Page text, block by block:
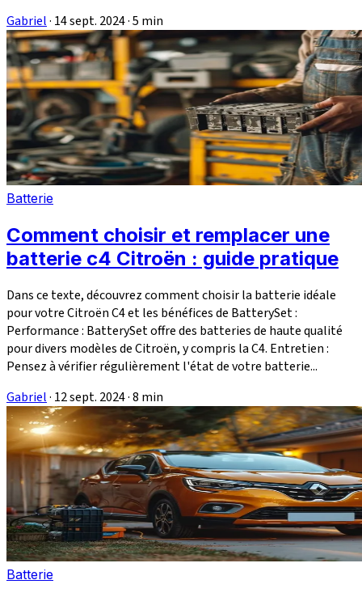
Gabriel· 14 sept. 2024·5 min
Batterie
Comment choisir et remplacer une
batterie c4 Citroën : guide pratique
Dans ce texte, découvrez comment choisir la batterie idéale
pour votre Citroën C4 et les bénéfices de BatterySet :
Performance : BatterySet offre des batteries de haute qualité
pour divers modèles de Citroën, y compris la C4. Entretien :
Pensez à vérifier régulièrement l'état de votre batterie...
Gabriel· 12 sept. 2024·8 min
Batterie